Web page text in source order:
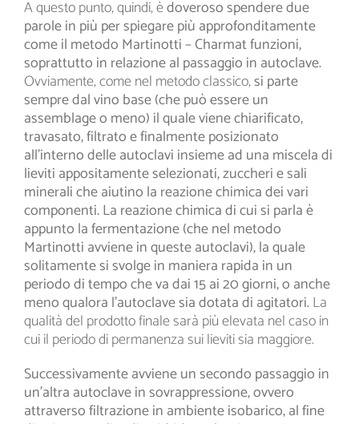
A questo punto, quindi, èdoveroso spendere due
parole in più per spiegare più approfonditamente
come il metodo Martinotti – Charmat funzioni,
soprattutto in relazione al passaggio in autoclave.
Ovviamente, come nel metodo classico,si parte
sempre dal vino base (che può essere un
assemblage o meno) il quale viene chiarificato,
travasato, filtrato e finalmente posizionato
all’interno delle autoclavi insieme ad una miscela di
lieviti appositamente selezionati, zuccheri e sali
minerali che aiutino la reazione chimica dei vari
componenti.La reazione chimica di cui si parla è
appunto la fermentazione (che nel metodo
Martinotti avviene in queste autoclavi), la quale
solitamente si svolge in maniera rapida in un
periodo di tempo che va dai 15 ai 20 giorni, o anche
meno qualora l’autoclave sia dotata di agitatori.La
qualità del prodotto finale sarà più elevata nel caso in
cui il periodo di permanenza sui lieviti sia maggiore.
Successivamente avviene un secondo passaggio in
un’altra autoclave in sovrappressione, ovvero
attraverso filtrazione in ambiente isobarico, al fine